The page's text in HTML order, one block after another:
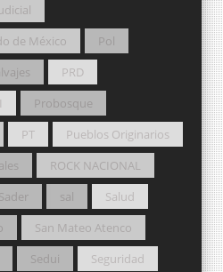
de México
Pol
PRD
Probosque
PT
Pueblos Originarios
ROCK NACIONAL
Sader sal
Salud
San Mateo Atenco
Sedui
Seguridad